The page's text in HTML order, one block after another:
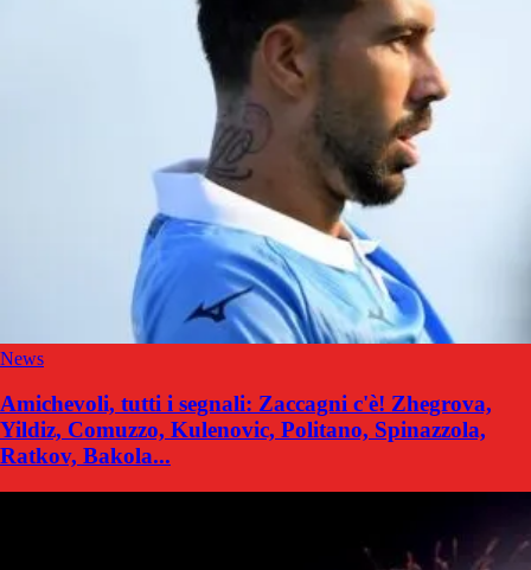
News
Amichevoli, tutti i segnali: Zaccagni c'è! Zhegrova,
Yildiz, Comuzzo, Kulenovic, Politano, Spinazzola,
Ratkov, Bakola...